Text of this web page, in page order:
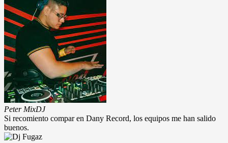
Peter MixDJ
Si recomiento compar en Dany Record, los equipos me han salido
buenos.